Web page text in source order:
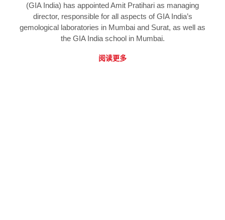
(GIA India) has appointed Amit Pratihari as managing
director, responsible for all aspects of GIA India’s
gemological laboratories in Mumbai and Surat, as well as
the GIA India school in Mumbai.
阅读更多